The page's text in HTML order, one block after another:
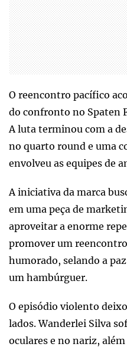
O reencontro pacífico
do confronto no Spaten
A luta terminou com a
no quarto round e uma
envolveu as equipes de
A iniciativa da marca
em uma peça de
aproveitar a enorme
promover um
humorado, selando a
um hambúrguer.
O episódio violento
lados. Wanderlei Silva
oculares e no nariz,